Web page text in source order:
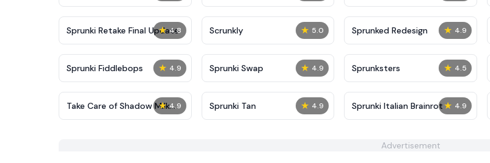
★ 4.8
Sprunki Retake Final Update ★ 5.0
Scrunkly ★ 4.9
Sprunked Redesign
★ 4.9
Sprunki Fiddlebops ★ 4.9
Sprunki Swap ★ 4.5
Sprunksters
★ 4.9
Take Care of Shadow Milk
Cookie
★ 4.9
Sprunki Tan ★ 4.9
Sprunki Italian Brainrot
Advertisement